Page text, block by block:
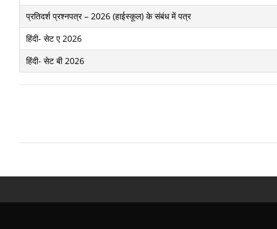
प्रतिदर्श प्रश्नपत्र – 2026 (हाईस्कूल) के संबंध में पत्र
हिंदी- सेट ए 2026
हिंदी- सेट बी 2026